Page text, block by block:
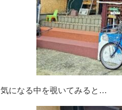
気になる中を覗いてみると…